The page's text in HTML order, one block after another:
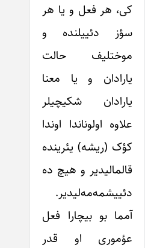
کی، هر فعل و یا هر
سؤز دئییلنده و
موختلیف حالت
یارادان و یا معنا
یارادان شکیچیلر
علاوه اولوناندا اوندا
کؤک (ریشه) یئرینده
قالمالیدیر و هیچ ده
دئییشمه‌مه‌لیدیر.
آمما بو بیچارا فعل
عؤموری او قدر